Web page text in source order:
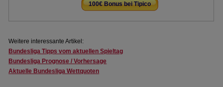
100€ Bonus bei Tipico
Weitere interessante Artikel:
Bundesliga Tipps vom aktuellen Spieltag
Bundesliga Prognose / Vorhersage
Aktuelle Bundesliga Wettquoten